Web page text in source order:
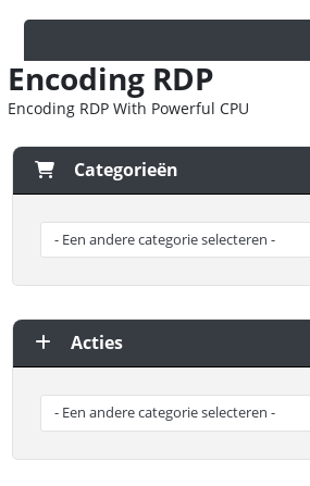
Encoding RDP
Encoding RDP With Powerful CPU
Categorieën
Acties